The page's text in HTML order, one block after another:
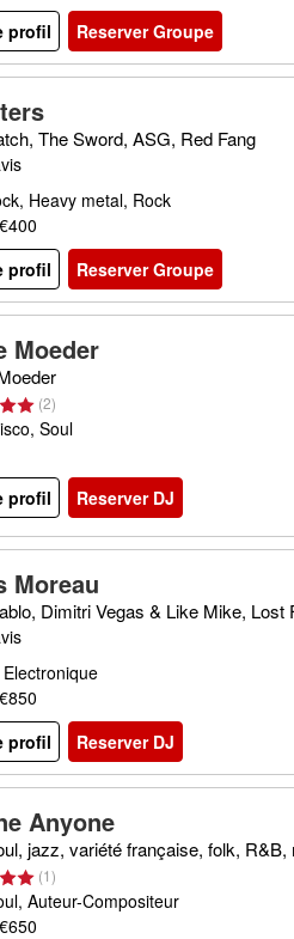
profil
Reserver Groupe
The Sword, ASG, Red Fang
Heavy metal, Rock
profil
Reserver Groupe
Moeder
(2)
Soul
profil
Reserver DJ
Moreau
Dimitri Vegas & Like Mike, Lost
profil
Reserver DJ
Anyone
jazz, variété française, folk, R&B,
(1)
Auteur-Compositeur